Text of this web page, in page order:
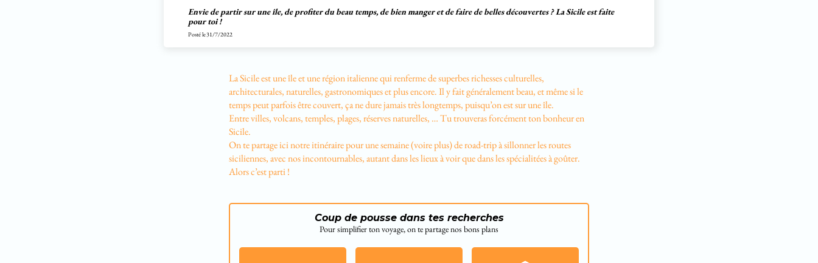
Envie de partir sur une île, de profiter du beau temps, de bien manger et de faire de belles découvertes ? La Sicile est faite
pour toi !
Posté le31/7/2022
La Sicile est une île et une région italienne qui renferme de superbes richesses culturelles,
architecturales, naturelles, gastronomiques et plus encore. Il y fait généralement beau, et même si le
temps peut parfois être couvert, ça ne dure jamais très longtemps, puisqu’on est sur une île.
Entre villes, volcans, temples, plages, réserves naturelles, … Tu trouveras forcément ton bonheur en
Sicile.
On te partage ici notre itinéraire pour une semaine (voire plus) de road-trip à sillonner les routes
siciliennes, avec nos incontournables, autant dans les lieux à voir que dans les spécialitées à goûter.
Alors c’est parti !
Coup de pousse dans tes recherches
Pour simplifier ton voyage, on te partage nos bons plans